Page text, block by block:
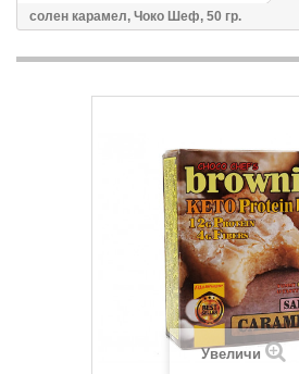
солен карамел, Чоко Шеф, 50 гр.
Увеличи